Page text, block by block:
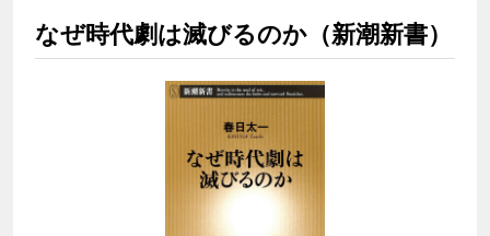
なぜ時代劇は滅びるのか（新潮新書）